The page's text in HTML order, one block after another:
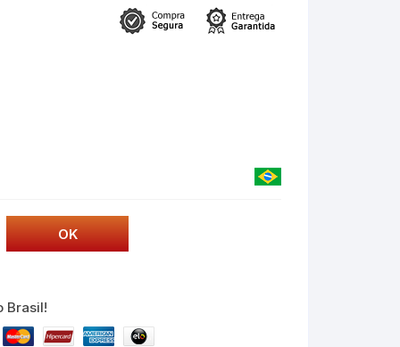
Brasil!